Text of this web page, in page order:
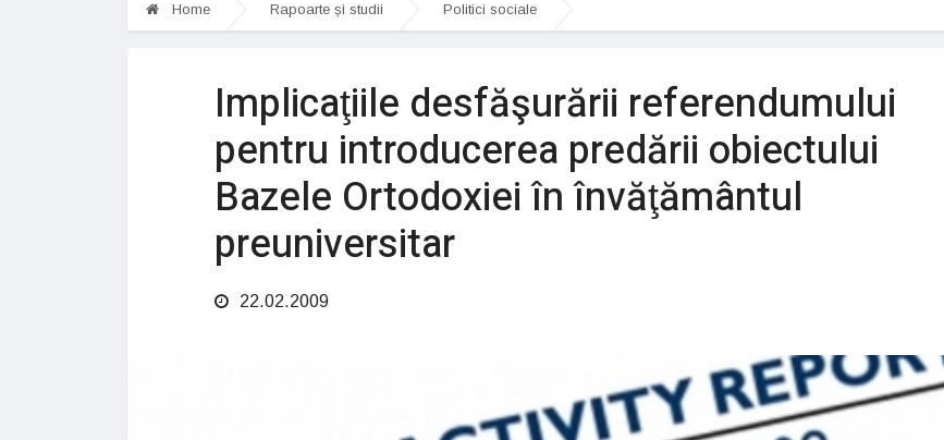
Home Rapoarte și studii Politici sociale
Implicaţiile desfăşurării referendumului
pentru introducerea predării obiectului
Bazele Ortodoxiei în învăţământul
preuniversitar
22.02.2009